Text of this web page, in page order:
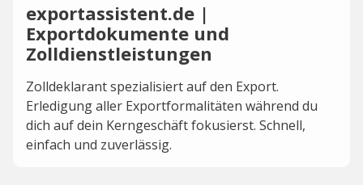
exportassistent.de |
Exportdokumente und
Zolldienstleistungen
Zolldeklarant spezialisiert auf den Export.
Erledigung aller Exportformalitäten während du
dich auf dein Kerngeschäft fokusierst. Schnell,
einfach und zuverlässig.